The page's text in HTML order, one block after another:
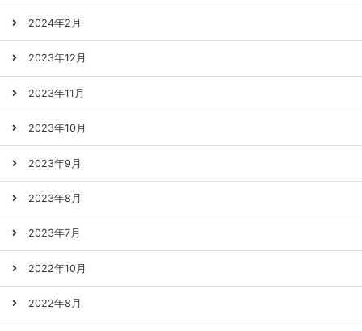
2024年2月
2023年12月
2023年11月
2023年10月
2023年9月
2023年8月
2023年7月
2022年10月
2022年8月